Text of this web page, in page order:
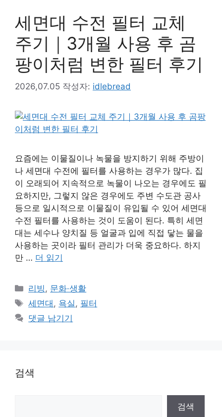
세면대 수전 필터 교체
주기｜3개월 사용 후 곰
팡이처럼 변한 필터 후기
2026,07.05 작성자: idlebread
요즘에는 이물질이나 녹물을 방지하기 위해 주방이
나 세면대 수전에 필터를 사용하는 경우가 많다. 집
이 오래되어 지속적으로 녹물이 나오는 경우에도 필
요하지만, 그렇지 않은 경우에도 주변 수도관 공사
등으로 일시적으로 이물질이 유입될 수 있어 세면대
수전 필터를 사용하는 것이 도움이 된다. 특히 세면
대는 세수나 양치질 등 얼굴과 입에 직접 닿는 물을
사용하는 곳이라 필터 관리가 더욱 중요하다. 하지
만 … 더 읽기
카
테
고
리
리빙 , 문화·생활
태
그
세면대 , 욕실 , 필터
댓글 남기기
검색
검색